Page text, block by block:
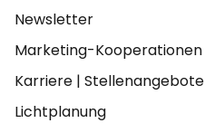
Newsletter
Marketing-Kooperationen
Karriere | Stellenangebote
Lichtplanung